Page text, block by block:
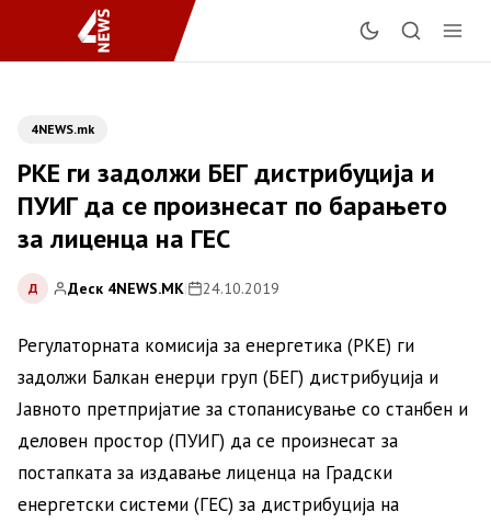
4NEWS.mk
РКЕ ги задолжи БЕГ дистрибуција и
ПУИГ да се произнесат по барањето
за лиценца на ГЕС
Д Деск 4NEWS.MK| 24.10.2019
Регулаторната комисија за енергетика (РКЕ) ги
задолжи Балкан енерџи груп (БЕГ) дистрибуција и
Јавното претпријатие за стопанисување со станбен и
деловен простор (ПУИГ) да се произнесат за
постапката за издавање лиценца на Градски
енергетски системи (ГЕС) за дистрибуција на